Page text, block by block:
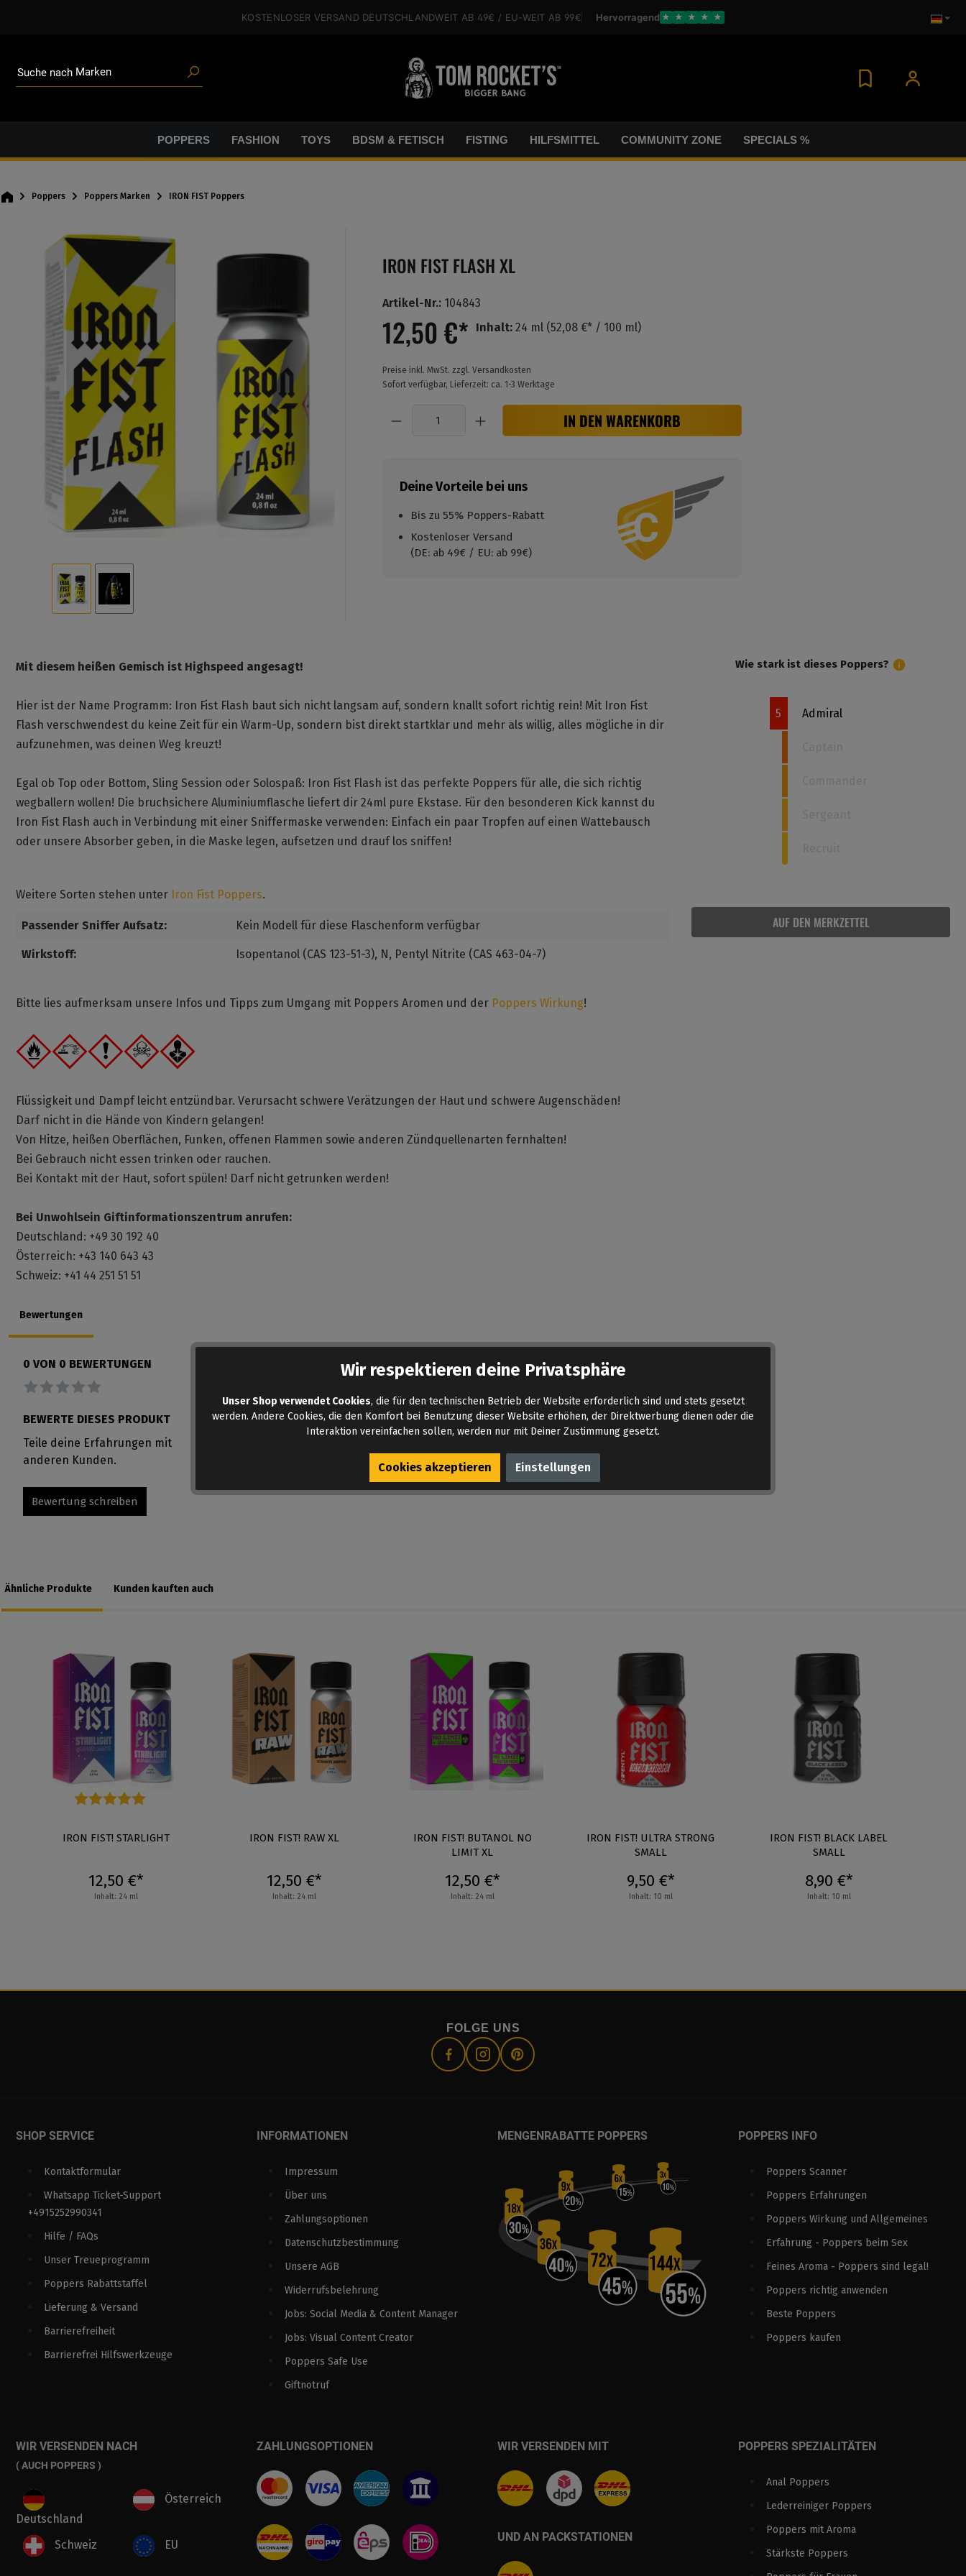
KOSTENLOSER VERSANDDEUTSCHLANDWEIT AB 49€ / EU-WEIT AB 99€ Hervorragend ★ ★ ★ ★ ★
POPPERS FASHION TOYS BDSM & FETISCH FISTING HILFSMITTEL COMMUNITY ZONE SPECIALS %
Poppers Poppers Marken IRON FIST Poppers
IRON FIST FLASH XL
Artikel-Nr.: 104843
12,50 €* Inhalt: 24 ml (52,08 €* / 100 ml)
Preise inkl. MwSt. zzgl. Versandkosten
Sofort verfügbar, Lieferzeit: ca. 1-3 Werktage
IN DEN WARENKORB
Deine Vorteile bei uns
Bis zu 55% Poppers-Rabatt
Kostenloser Versand
(DE: ab 49€ / EU: ab 99€)
Wie stark ist dieses Poppers?
5 Admiral
AUF DEN MERKZETTEL
Mit diesem heißen Gemisch ist Highspeed angesagt!
Hier ist der Name Programm: Iron Fist Flash baut sich nicht langsam auf, sondern knallt sofort richtig rein! Mit Iron Fist
Flash verschwendest du keine Zeit für ein Warm-Up, sondern bist direkt startklar und mehr als willig, alles mögliche in dir
aufzunehmen, was deinen Weg kreuzt!
Egal ob Top oder Bottom, Sling Session oder Solospaß: Iron Fist Flash ist das perfekte Poppers für alle, die sich richtig
wegballern wollen! Die bruchsichere Aluminiumflasche liefert dir 24ml pure Ekstase. Für den besonderen Kick kannst du
Iron Fist Flash auch in Verbindung mit einer Sniffermaske verwenden: Einfach ein paar Tropfen auf einen Wattebausch
oder unsere Absorber geben, in die Maske legen, aufsetzen und drauf los sniffen!
Weitere Sorten stehen unter Iron Fist Poppers.
Passender Sniffer Aufsatz: Kein Modell für diese Flaschenform verfügbar
Wirkstoff: Isopentanol (CAS 123-51-3), N, Pentyl Nitrite (CAS 463-04-7)
Bitte lies aufmerksam unsere Infos und Tipps zum Umgang mit Poppers Aromen und der Poppers Wirkung!
Flüssigkeit und Dampf leicht entzündbar. Verursacht schwere Verätzungen der Haut und schwere Augenschäden!
Darf nicht in die Hände von Kindern gelangen!
Von Hitze, heißen Oberflächen, Funken, offenen Flammen sowie anderen Zündquellenarten fernhalten!
Bei Gebrauch nicht essen trinken oder rauchen.
Bei Kontakt mit der Haut, sofort spülen! Darf nicht getrunken werden!
Bei Unwohlsein Giftinformationszentrum anrufen:
Deutschland: +49 30 192 40
Österreich: +43 140 643 43
Schweiz: +41 44 251 51 51
Bewertungen
0 VON 0 BEWERTUNGEN
Durchschnittliche Bewertung von 0 von 5 Sternen
BEWERTE DIESES PRODUKT
Teile deine Erfahrungen mit
anderen Kunden.
Bewertung schreiben
Keine Bewertungen gefunden. Teilen deine Erfahrungen mit anderen.
Ähnliche Produkte Kunden kauften auch
IRON FIST! STARLIGHT
12,50 €*
Inhalt: 24 ml
IRON FIST! RAW XL
12,50 €*
Inhalt: 24 ml
IRON FIST! BUTANOL NO
LIMIT XL
12,50 €*
Inhalt: 24 ml
IRON FIST! ULTRA STRONG
SMALL
9,50 €*
Inhalt: 10 ml
IRON FIST! BLACK LABEL
SMALL
8,90 €*
Inhalt: 10 ml
FOLGE UNS
SHOP SERVICE
Kontaktformular
Whatsapp Ticket-Support
+4915252990341
Hilfe / FAQs
Unser Treueprogramm
Poppers Rabattstaffel
Lieferung & Versand
Barrierefreiheit
Barrierefrei Hilfswerkzeuge
INFORMATIONEN
Impressum
Über uns
Zahlungsoptionen
Datenschutzbestimmung
Unsere AGB
Widerrufsbelehrung
Jobs: Social Media & Content Manager
Jobs: Visual Content Creator
Poppers Safe Use
Giftnotruf
MENGENRABATTE POPPERS POPPERS INFO
Poppers Scanner
Poppers Erfahrungen
Poppers Wirkung und Allgemeines
Erfahrung - Poppers beim Sex
Feines Aroma - Poppers sind legal!
Poppers richtig anwenden
Beste Poppers
Poppers kaufen
WIR VERSENDEN NACH
( AUCH POPPERS )
Deutschland
Österreich
Schweiz EU
ZAHLUNGSOPTIONEN WIR VERSENDEN MIT
UND AN PACKSTATIONEN
POPPERS SPEZIALITÄTEN
Anal Poppers
Lederreiniger Poppers
Poppers mit Aroma
Stärkste Poppers
Wir respektieren deine Privatsphäre
Unser Shop verwendet Cookies, die für den technischen Betrieb der Website erforderlich sind und stets gesetzt
werden. Andere Cookies, die den Komfort bei Benutzung dieser Website erhöhen, der Direktwerbung dienen oder die
Interaktion vereinfachen sollen, werden nur mit Deiner Zustimmung gesetzt.
Cookies akzeptieren Einstellungen
Suche nach Marken
Gleitgel